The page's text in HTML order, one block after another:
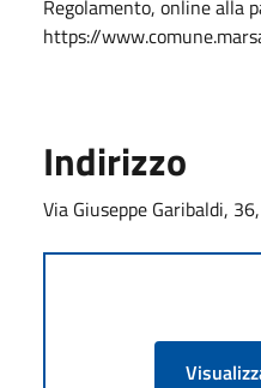
Regolamento, online alla
https://
Indirizzo
Via Giuseppe Garibaldi,